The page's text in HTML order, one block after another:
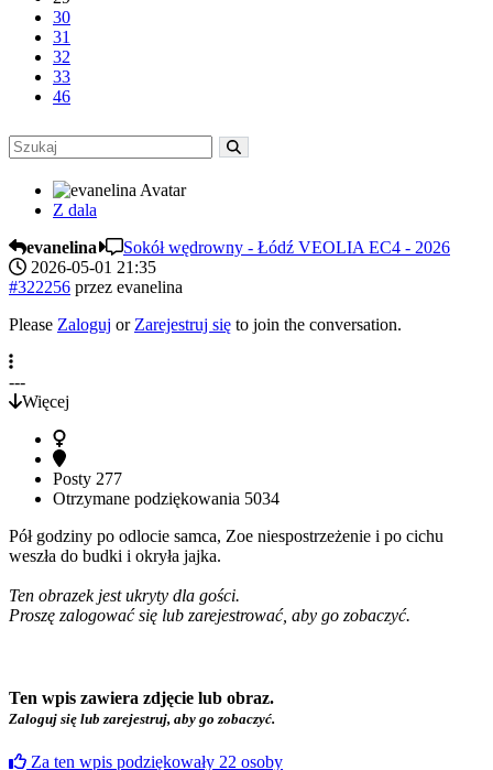
30
31
32
33
46
Z dala
evanelina
Sokół wędrowny - Łódź VEOLIA EC4 - 2026
2026-05-01 21:35
#322256 przez evanelina
Please Zaloguj or Zarejestruj się to join the conversation.
---
Więcej
Posty 277
Otrzymane podziękowania 5034
Pół godziny po odlocie samca, Zoe niespostrzeżenie i po cichu
weszła do budki i okryła jajka.
Ten obrazek jest ukryty dla gości.
Proszę zalogować się lub zarejestrować, aby go zobaczyć.
Ten wpis zawiera zdjęcie lub obraz.
Zaloguj się lub zarejestruj, aby go zobaczyć.
Za ten wpis podziękowały 22 osoby